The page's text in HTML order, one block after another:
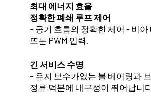
최대 에너지 효율
정확한 폐쇄 루프 제어
– 공기 흐름의 정확한 제어 - 비아
또는 PWM 입력.
긴 서비스 수명
– 유지 보수가없는 볼 베어링과
정류 덕분에 내구성이 뛰어납니